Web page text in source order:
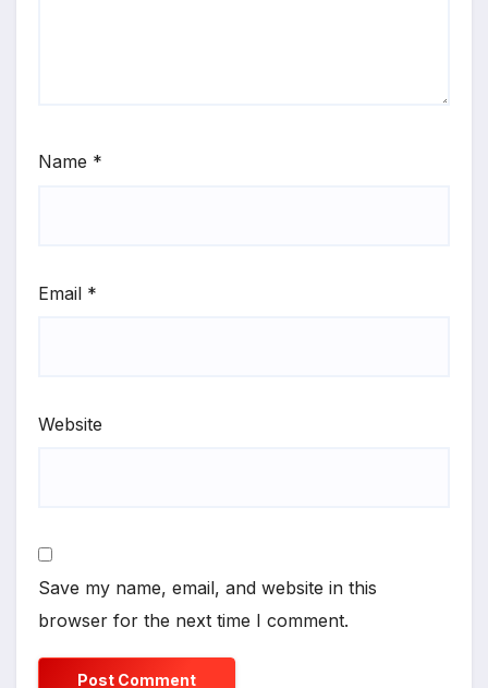
Name *
Email *
Website
Save my name, email, and website in this
browser for the next time I comment.